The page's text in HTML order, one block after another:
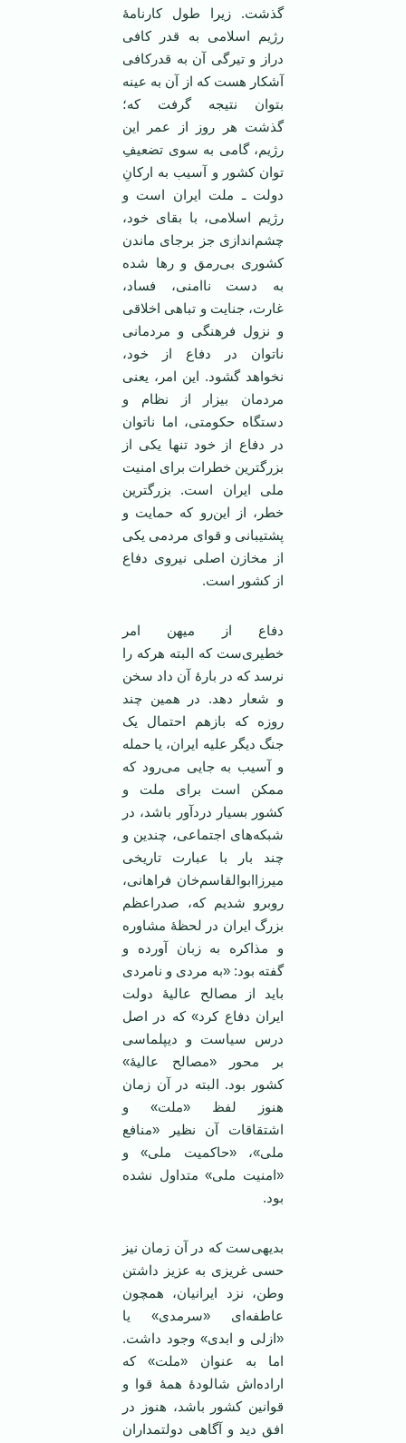
گذشت. زیرا طول کارنامۀ
رژیم اسلامی به قدر کافی
دراز و تیرگی آن به قدرکافی
آشکار هست که از آن به عینه
بتوان نتیجه گرفت که؛
گذشت هر روز از عمر این
رژیم، گامی به سوی تضعیفِ
توان کشور و آسیب به ارکانِ
دولت ـ ملت ایران است و
رژیم اسلامی، با بقای خود،
چشم‌اندازی جز برجای ماندن
کشوری بی‌رمق و رها شده
به دست ناامنی، فساد،
غارت، جنایت و تباهی‌ اخلاقی
و نزول فرهنگی و مردمانی
ناتوان در دفاع از خود،
نخواهد گشود. این امر، یعنی
مردمان بیزار از نظام و
دستگاه حکومتی، اما ناتوان
در دفاع از خود تنها یکی از
بزرگترین خطرات برای امنیت
ملی ایران است.‌ بزرگترین
خطر، از این‌رو که حمایت و
پشتیبانی و قوای مردمی یکی
از مخازن اصلی نیروی دفاع
از کشور است.
دفاع از میهن امر
خطیری‌ست که البته هرکه را
نرسد که در بارۀ آن داد سخن
و شعار دهد. در همین چند
روزه که بازهم احتمال یک
جنگ دیگر علیه ایران، یا حمله
و آسیب به جایی می‌رود که
ممکن است برای ملت و
کشور بسیار دردآور باشد، در
شبکه‌های اجتماعی، چندین و
چند بار با عبارت تاریخی
میرزاابوالقاسم‌خان فراهانی،
روبرو شدیم که، صدراعظم
بزرگ ایران در لحظۀ مشاوره
و مذاکره به زبان آورده و
گفته بود: «به مردی و نامردی
باید از مصالح عالیۀ دولت
ایران دفاع کرد» که در اصل
درس سیاست و دیپلماسی
بر محور «مصالح عالیۀ»
کشور بود. البته در آن زمان
هنوز لفظ «ملت» و
اشتقاقات آن نظیر «منافع
ملی»، «حاکمیت ملی» و
«امنیت ملی» متداول نشده
بود.
بدیهی‌ست که در آن زمان نیز
حسی غریزی به عزیز داشتن
وطن، نزد ایرانیان، همچون
عاطفه‌ای «سرمدی» یا
«ازلی و ابدی» وجود داشت.
اما به عنوان «ملت» که
اراده‌اش شالودۀ همۀ قوا و
قوانین کشور باشد، هنوز در
افق دید و آگاهی دولتمداران